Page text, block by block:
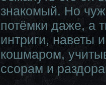
знакомый. Но
потёмки даже, а
интриги, наветы
кошмаром,
ссорам и